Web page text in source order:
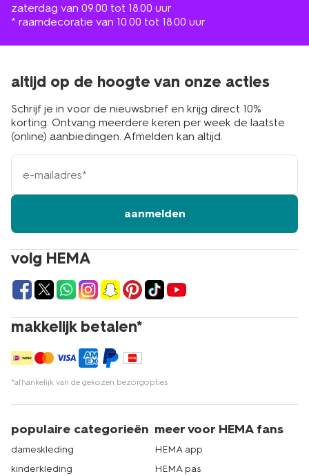
zaterdag van 09.00 tot 18.00 uur
* raamdecoratie van 10.00 tot 18.00 uur
volg HEMA
makkelijk betalen*
*afhankelijk van de gekozen bezorgopties
altijd op de hoogte van onze acties
Schrijf je in voor de nieuwsbrief en krijg direct 10%
korting. Ontvang meerdere keren per week de laatste
(online) aanbiedingen. Afmelden kan altijd.
e-
mailadres
aanmelden
populaire categorieën
dameskleding
kinderkleding
meer voor HEMA fans
HEMA app
HEMA pas